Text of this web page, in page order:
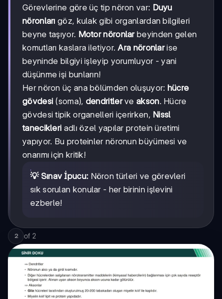
Görevlerine göre üç tip nöron var: Duyu
nöronları göz, kulak gibi organlardan bilgileri
beyne taşıyor. Motor nöronlarbeyinden gelen
komutları kaslara iletiyor.Ara nöronlarise
beyninde bilgiyi işleyip yorumluyor - yani
düşünme işi bunların!
Her nöron üç ana bölümden oluşuyor: hücre
gövdesi (soma), dendritlerveakson. Hücre
gövdesi tipik organelleri içerirken, Nissl
tanecikleri adlı özel yapılar protein üretimi
yapıyor. Bu proteinler nöronun büyümesi ve
onarımı için kritik!
💡 Sınav İpucu: Nöron türleri ve görevleri
sık sorulan konular - her birinin işlevini
ezberle!
2 of 2